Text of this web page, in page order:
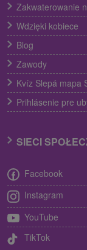
Zakwaterowanie
Wdzięki kobiece
Blog
Zawody
Kvíz Slepá mapa
Prihlásenie pre
SIECI
Facebook
Instagram
YouTube
TikTok